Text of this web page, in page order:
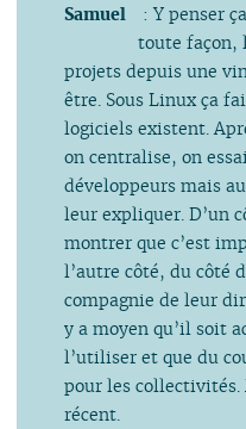
Samuel
: Y penser
toute façon,
projets depuis une
être. Sous Linux ça
logiciels existent.
on centralise, on
développeurs mais
leur expliquer. D’un
montrer que c’est
l’autre côté, du côté
compagnie de leur
y a moyen qu’il soit
l’utiliser et que du
pour les
récent.